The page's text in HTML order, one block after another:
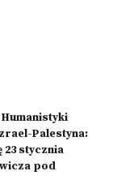
Palestyna:
stycznia
pod